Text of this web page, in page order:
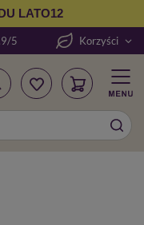
LATO12
5 Korzyści